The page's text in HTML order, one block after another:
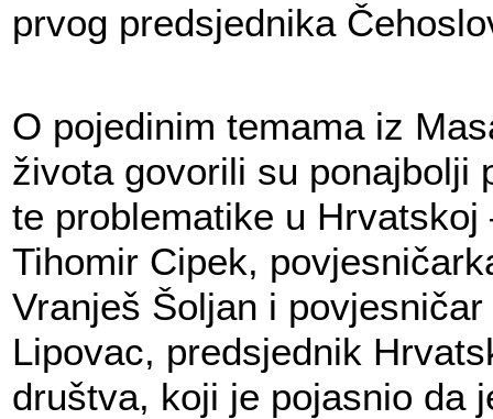
prvog predsjednika
O pojedinim temama iz
života govorili su ponajbolji
te problematike u Hrvatskoj
Tihomir Cipek,
Vranješ Šoljan i
Lipovac, predsjednik
društva, koji je pojasnio da